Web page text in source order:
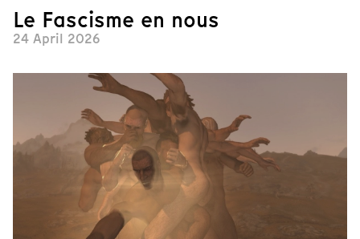
Le Fascisme en nous
24 April 2026